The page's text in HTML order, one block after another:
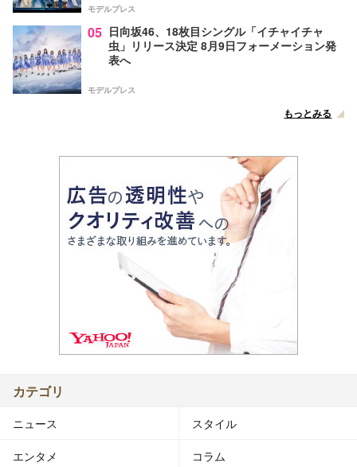
モデルプレス
05 日向坂46、18枚目シングル「イチャイチャ
虫」リリース決定 8月9日フォーメーション発
表へ
モデルプレス
もっとみる
カテゴリ
ニュース スタイル
エンタメ コラム